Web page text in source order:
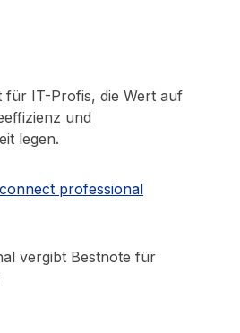
für IT-Profis, die Wert auf
und
legen.
professional